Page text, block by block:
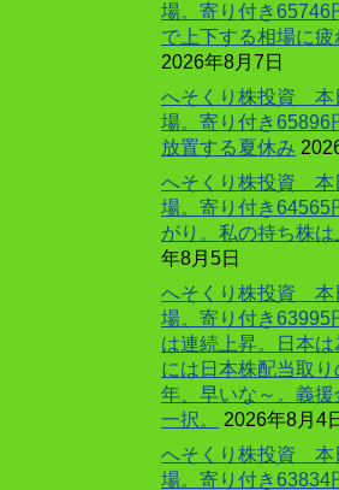
場。寄り付き65746
で上下する相場に疲
2026年8月7日
へそくり株投資 本
場。寄り付き65896
放置する夏休み
へそくり株投資 本
場。寄り付き64565
がり。私の持ち株は
年8月5日
へそくり株投資 本
場。寄り付き63995
は連続上昇。日本は
には日本株配当取
年、早いな～。義
一択。
2026年8月4
へそくり株投資 本
場。寄り付き63834